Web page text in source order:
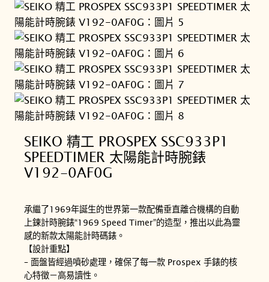
SEIKO 精工 PROSPEX SSC933P1
SPEEDTIMER 太陽能計時腕錶
V192-0AF0G
承繼了1969年誕生的世界第一款配備垂直離合機構的自動
上鍊計時腕錶“1969 Speed Timer”的造型，推出以此為靈
感的新款太陽能計時碼錶。
【設計重點】
– 面盤皆經過噴砂處理，確保了每一款 Prospex 手錶的核
心特徵－高易讀性。